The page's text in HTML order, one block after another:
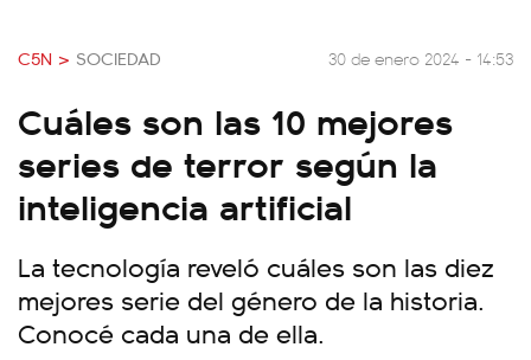
C5N > SOCIEDAD 30 de enero 2024 - 14:53
Cuáles son las 10 mejores
series de terror según la
inteligencia artificial
La tecnología reveló cuáles son las diez
mejores serie del género de la historia.
Conocé cada una de ella.